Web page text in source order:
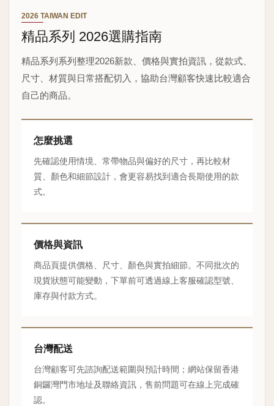
2026 TAIWAN EDIT
精品系列 2026選購指南
精品系列系列整理2026新款、價格與實拍資訊，從款式、
尺寸、材質與日常搭配切入，協助台灣顧客快速比較適合
自己的商品。
怎麼挑選
先確認使用情境、常帶物品與偏好的尺寸，再比較材
質、顏色和細節設計，會更容易找到適合長期使用的款
式。
價格與資訊
商品頁提供價格、尺寸、顏色與實拍細節。不同批次的
現貨狀態可能變動，下單前可透過線上客服確認型號、
庫存與付款方式。
台灣配送
台灣顧客可先諮詢配送範圍與預計時間；網站保留香港
銅鑼灣門市地址及聯絡資訊，售前問題可在線上完成確
認。